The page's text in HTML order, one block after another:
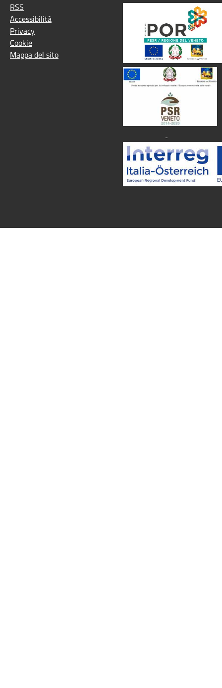
RSS
Accessibilità
Privacy
Cookie
Mappa del sito